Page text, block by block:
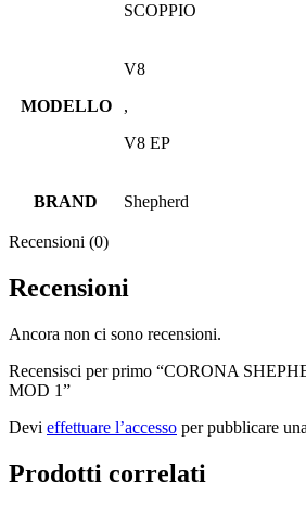
SCOPPIO
MODELLO
V8
,
V8 EP
BRAND Shepherd
Recensioni (0)
Recensioni
Ancora non ci sono recensioni.
Recensisci per primo “CORONA
MOD 1”
Devi effettuare l’accesso per pubblicare
Prodotti correlati